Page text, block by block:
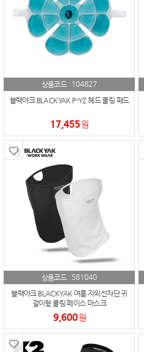
상품코드 : 104827
블랙야크 BLACKYAK P-YZ 헤드 쿨링 패드
17,455원
상품코드 : 581040
블랙야크 BLACKYAK 여름 자외선차단 귀
걸이형 쿨링 페이스 마스크
9,600원